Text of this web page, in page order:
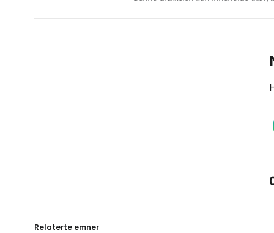
Relaterte emner